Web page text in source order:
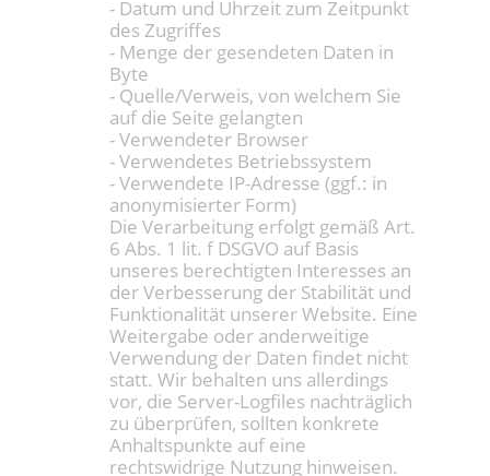
- Datum und Uhrzeit zum Zeitpunkt
des Zugriffes
- Menge der gesendeten Daten in
Byte
- Quelle/Verweis, von welchem Sie
auf die Seite gelangten
- Verwendeter Browser
- Verwendetes Betriebssystem
- Verwendete IP-Adresse (ggf.: in
anonymisierter Form)
Die Verarbeitung erfolgt gemäß Art.
6 Abs. 1 lit. f DSGVO auf Basis
unseres berechtigten Interesses an
der Verbesserung der Stabilität und
Funktionalität unserer Website. Eine
Weitergabe oder anderweitige
Verwendung der Daten findet nicht
statt. Wir behalten uns allerdings
vor, die Server-Logfiles nachträglich
zu überprüfen, sollten konkrete
Anhaltspunkte auf eine
rechtswidrige Nutzung hinweisen.